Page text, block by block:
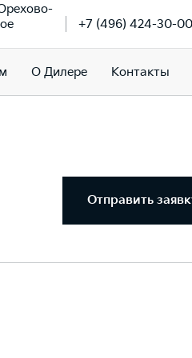
+7 (496) 424-30-00
О Дилере Контакты
Отправить